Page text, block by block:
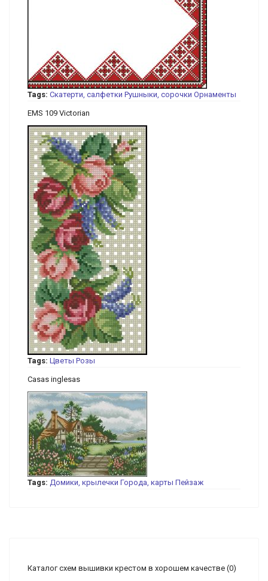
Tags: Скатерти, салфетки Рушныки, сорочки Орнаменты
EMS 109 Victorian
Tags: Цветы Розы
Casas inglesas
Tags: Домики, крылечки Города, карты Пейзаж
Каталог схем вышивки крестом в хорошем качестве (0)